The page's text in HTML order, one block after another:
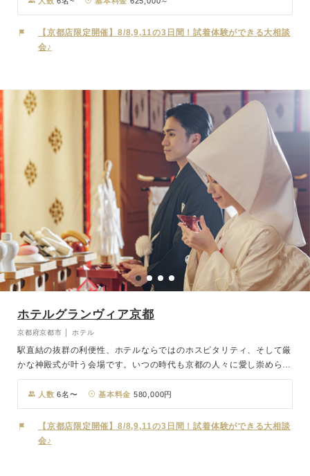
ある、厳粛さと和の美しさが魅力の神前式場「相生殿」で行います。
披露宴会場は明るく洗礼されたお部屋で、プライベートテラスからは
東山の自然を望むことができます。自然豊かなロケーションで、一流
【京都店限定開催】8/8,9,11の3日間！試着体験ができる大相談
会♪
ホテルグランヴィア京都
京都府京都市 │ ホテル
駅直結の抜群の利便性、ホテルならではのホスピタリティ、そして厳
かな神殿式が叶う会場です。いつの時代も京都の人々に愛し崇められ
てきた「伏見稲荷大社」のご祭神を祀った日本で唯一の神殿「稲寿殿
(とうじゅでん)」。気品に満ちた空間に、伝統美あふれる和装が凛と
引き立ち、雅楽の音色が 門出を雅びやかに彩ります。館内神前式で
は珍しく、ご友人も参列いただけることも特徴です。挙式のあとはホ
テル内で披露宴を。大宴会場からアットホームなご祝宴向けまで、人
人数 6名〜 基本料金 580,000円
【京都店限定開催】8/8,9,11の3日間！試着体験ができる大相談
会♪